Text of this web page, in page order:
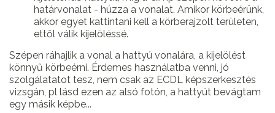
határvonalat - húzza a vonalat. Amikor körbeérünk,
akkor egyet kattintani kell a körberajzolt területen,
ettől válik kijelöléssé.
Szépen ráhajlik a vonal a hattyú vonalára, a kijelölést
könnyű körbeérni. Érdemes használatba venni, jó
szolgálatatot tesz, nem csak az ECDL képszerkesztés
vizsgán, pl lásd ezen az alsó fotón, a hattyút bevágtam
egy másik képbe...